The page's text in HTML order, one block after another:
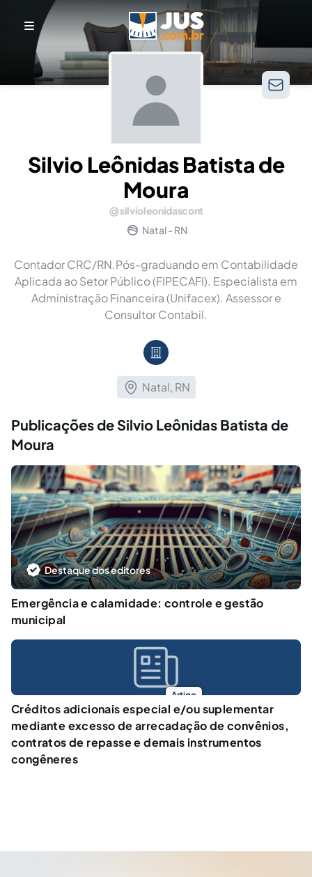
Silvio Leônidas Batista de
Moura
silvioleonidascont
Natal - RN
Contador CRC/RN.Pós-graduando em Contabilidade
Aplicada ao Setor Público (FIPECAFI). Especialista em
Administração Financeira (Unifacex). Assessor e
Consultor Contabil.︎
Natal, RN
Publicações de Silvio Leônidas Batista de
Moura
Destaque dos editores
Emergência e calamidade: controle e gestão
municipal
Artigo
Créditos adicionais especial e/ou suplementar
mediante excesso de arrecadação de convênios,
contratos de repasse e demais instrumentos
congêneres